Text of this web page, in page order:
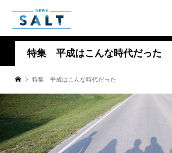
特集 平成はこんな時代だった
特集 平成はこんな時代だった